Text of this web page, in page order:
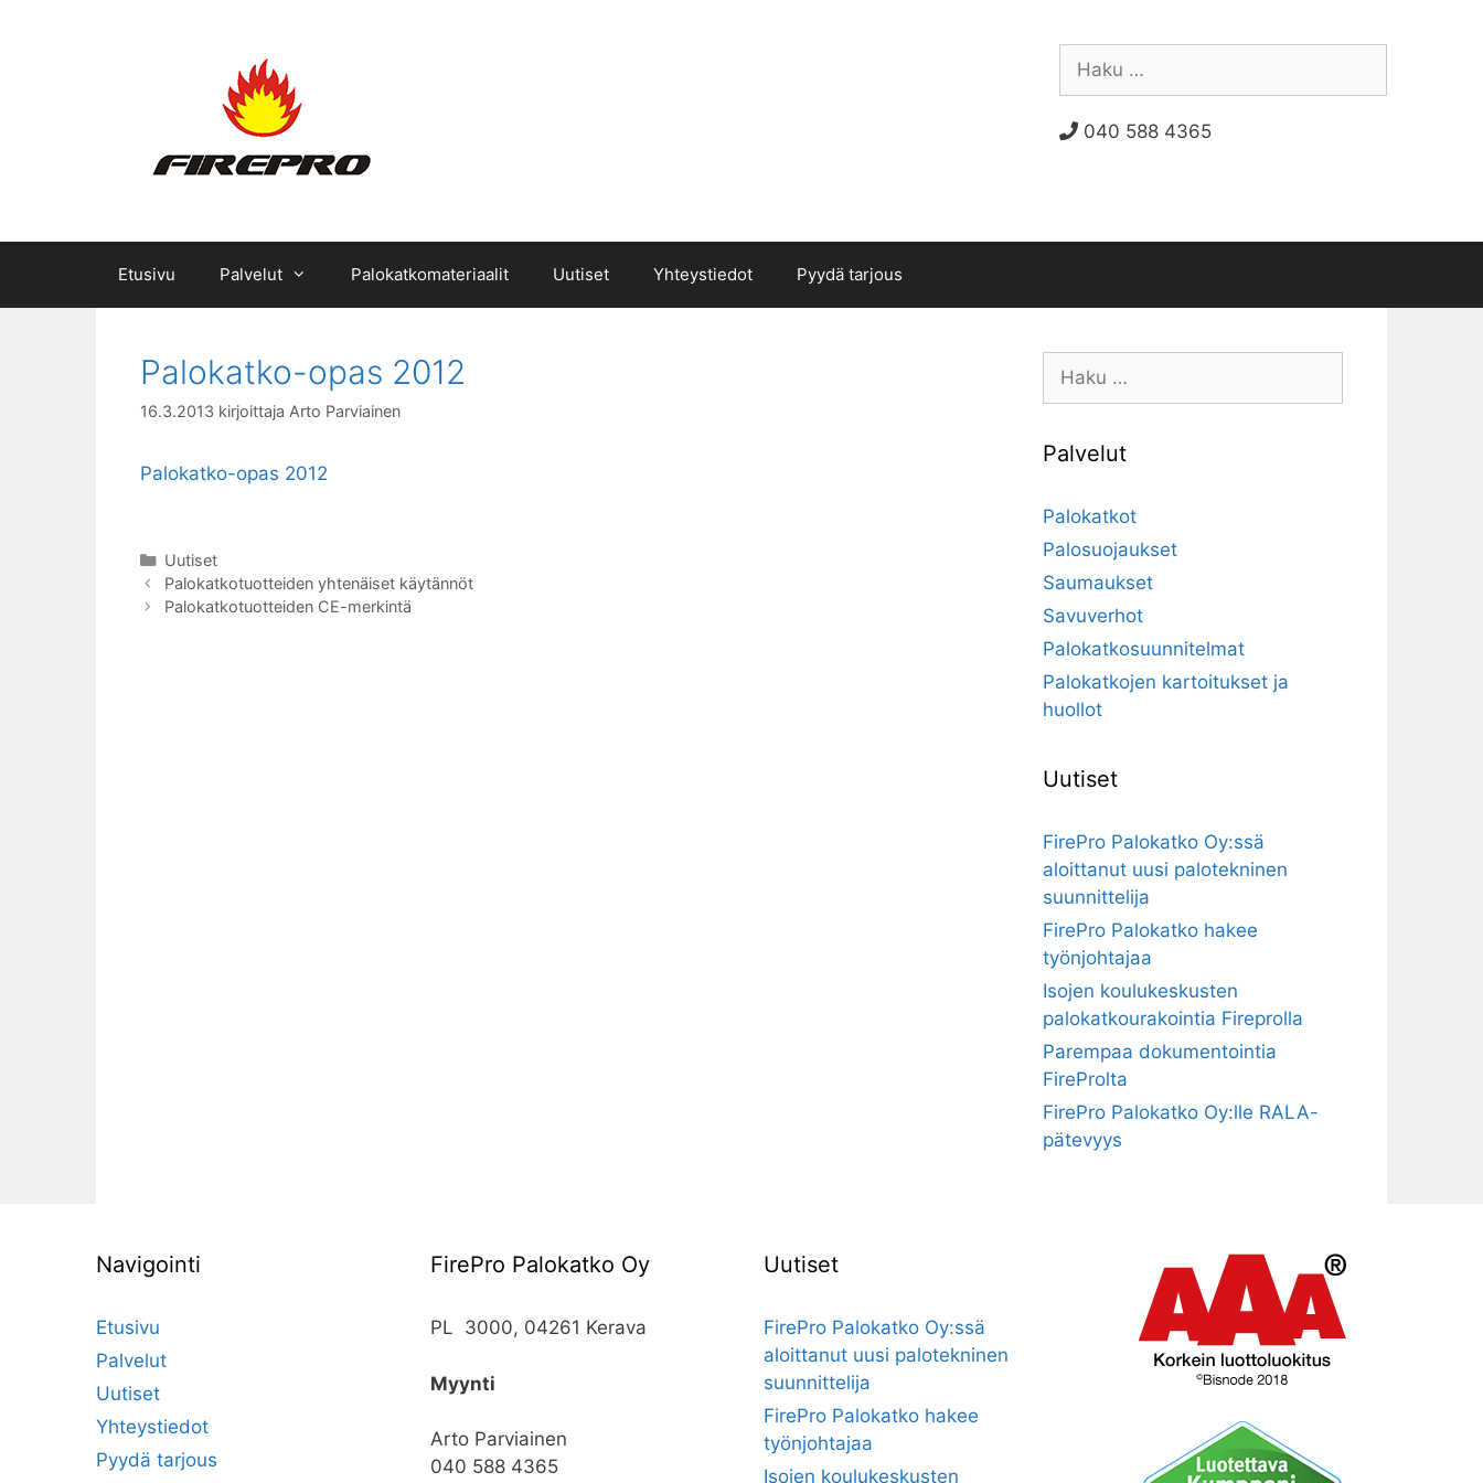
Haku:
040 588 4365
Etusivu Palvelut Palokatkomateriaalit Uutiset Yhteystiedot Pyydä tarjous
Palokatko-opas 2012
16.3.2013 kirjoittaja Arto Parviainen
Palokatko-opas 2012
Kategoriat
Uutiset
Palokatkotuotteiden yhtenäiset käytännöt
Palokatkotuotteiden CE-merkintä
Haku:
Palvelut
Palokatkot
Palosuojaukset
Saumaukset
Savuverhot
Palokatkosuunnitelmat
Palokatkojen kartoitukset ja
huollot
Uutiset
FirePro Palokatko Oy:ssä
aloittanut uusi palotekninen
suunnittelija
FirePro Palokatko hakee
työnjohtajaa
Isojen koulukeskusten
palokatkourakointia Fireprolla
Parempaa dokumentointia
FireProlta
FirePro Palokatko Oy:lle RALA-
pätevyys
Navigointi
Etusivu
Palvelut
Uutiset
Yhteystiedot
Pyydä tarjous
FirePro Palokatko Oy
PL 3000, 04261 Kerava
Myynti
Arto Parviainen
040 588 4365
Uutiset
FirePro Palokatko Oy:ssä
aloittanut uusi palotekninen
suunnittelija
FirePro Palokatko hakee
työnjohtajaa
Isojen koulukeskusten